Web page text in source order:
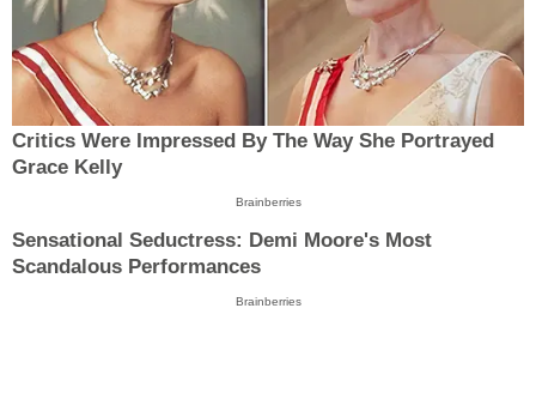
Critics Were Impressed By The Way She Portrayed
Grace Kelly
Brainberries
Sensational Seductress: Demi Moore's Most
Scandalous Performances
Brainberries